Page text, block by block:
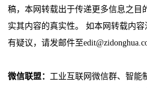
稿，本网转载出于传递更多信息之目
实其内容的真实性。 如本网转载内
有疑议，请发邮件至
微信联盟： 工业互联网微信群、智能